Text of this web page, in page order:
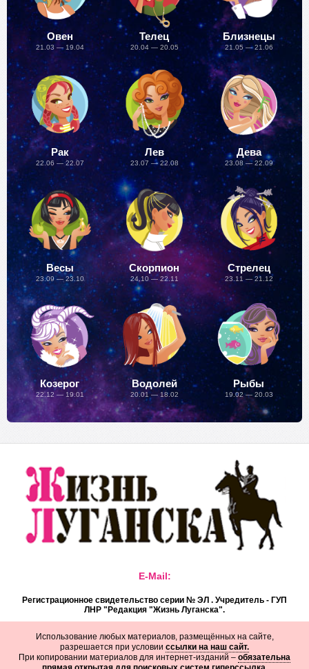
Овен
21.03 — 19.04
Телец
20.04 — 20.05
Близнецы
21.05 — 21.06
Рак
22.06 — 22.07
Лев
23.07 — 22.08
Дева
23.08 — 22.09
Весы
23.09 — 23.10
Скорпион
24.10 — 22.11
Стрелец
23.11 — 21.12
Козерог
22.12 — 19.01
Водолей
20.01 — 18.02
Рыбы
19.02 — 20.03
E-Mail:
Регистрационное свидетельство серии № ЭЛ . Учредитель - ГУП
ЛНР "Редакция "Жизнь Луганска".
Использование любых материалов, размещённых на сайте,
разрешается при условии ссылки на наш сайт.
При копировании материалов для интернет-изданий – обязательна